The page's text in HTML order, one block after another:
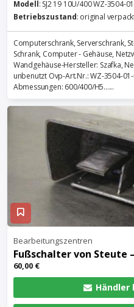
Modell: SJ2 19 10U/400 WZ-3504-
Betriebszustand: original
Computerschrank, Serverschrank,
Schrank, Computer - Gehäuse,
Wandgehäuse-Hersteller: Szafka,
unbenutzt Ovp-Art.Nr.: WZ-3504-
Abmessungen: 600/400/H5......
Bearbeitungszentren
Fußschalter von Steute
60,00 €